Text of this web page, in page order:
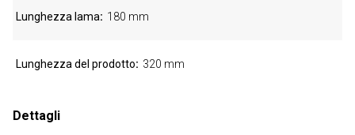
Lunghezza lama 180 mm
Lunghezza del prodotto 320 mm
Dettagli